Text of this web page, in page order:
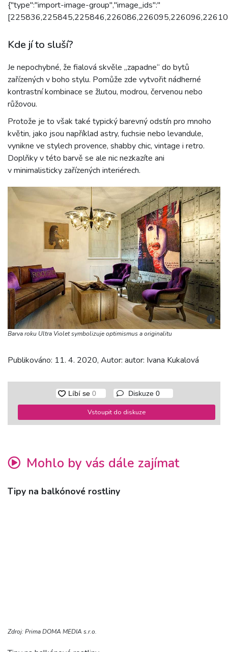
{"type":"import-image-group","image_ids":"
Kde jí to sluší?
Je nepochybné, že fialová skvěle „zapadne“ do bytů
zařízených v boho stylu. Pomůže zde vytvořit nádherné
kontrastní kombinace se žlutou, modrou, červenou nebo
růžovou.
Protože je to však také typický barevný odstín pro mnoho
květin, jako jsou například astry, fuchsie nebo levandule,
vynikne ve stylech provence, shabby chic, vintage i retro.
Doplňky v této barvě se ale nic nezkazíte ani
v minimalisticky zařízených interiérech.
i
Barva roku Ultra Violet symbolizuje optimismus a originalitu
Publikováno: 11. 4. 2020, Autor: autor: Ivana Kukalová
Diskuze 0
Vstoupit do diskuze
Mohlo by vás dále zajímat
Tipy na balkónové rostliny
Zdroj: Prima DOMA MEDIA s.r.o.